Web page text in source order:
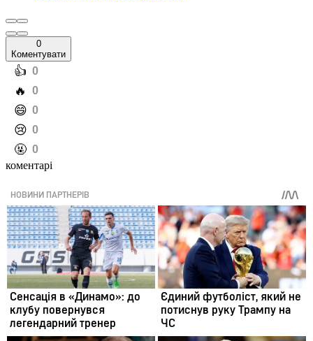
0
Коментувати
️👍 0
️🔥 0
️😄 0
️😢 0
️🤬 0
коментарі